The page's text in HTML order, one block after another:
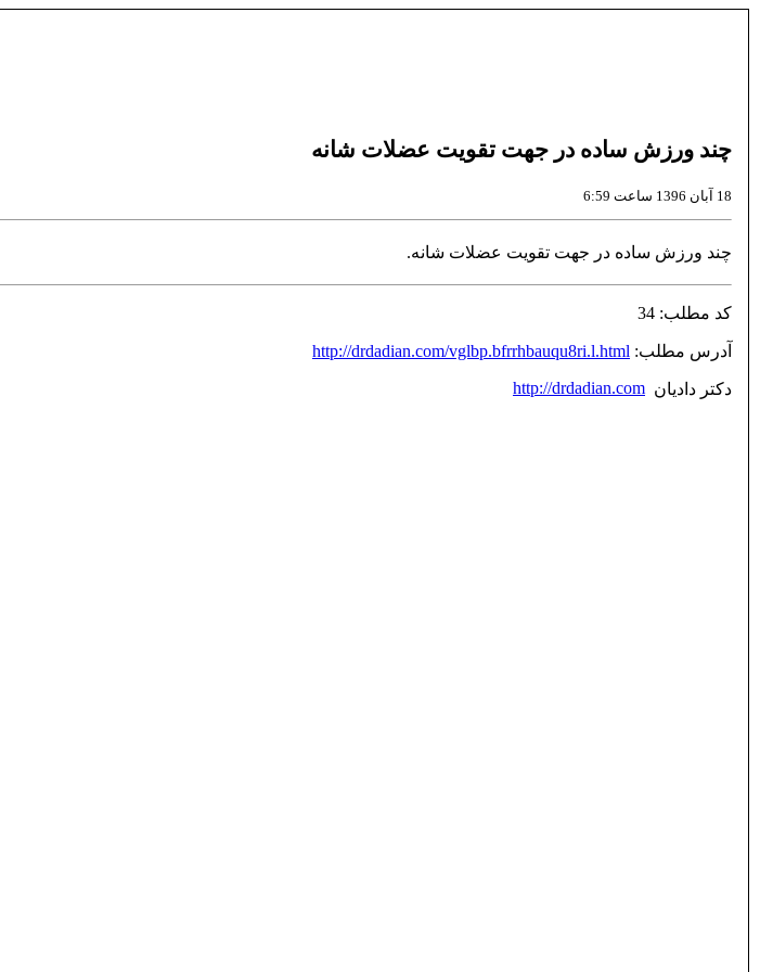
چند ورزش ساده در جهت تقویت عضلات شانه
18 آبان 1396 ساعت 6:59
چند ورزش ساده در جهت تقویت عضلات شانه.
کد مطلب: 34
آدرس مطلب: http://drdadian.com/vglbp.bfrrhbauqu8ri.l.html
دکتر داديان http://drdadian.com